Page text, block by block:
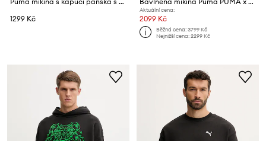
1299 Kč
Aktuální cena:
2099 Kč
Běžná cena:3799 Kč
Nejnižší cena:2299 Kč